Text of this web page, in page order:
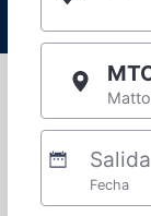
Salida
Fecha